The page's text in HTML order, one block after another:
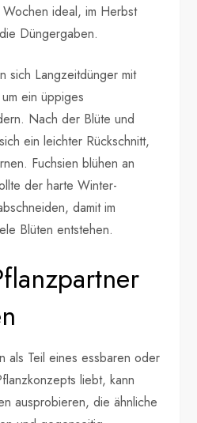
Wochen ideal, im Herbst
Düngergaben.
sich Langzeitdünger mit
ein üppiges
Nach der Blüte und
ein leichter Rückschnitt,
Fuchsien blühen an
der harte Winter-
damit im
Blüten entstehen.
als Teil eines essbaren oder
liebt, kann
ausprobieren, die ähnliche